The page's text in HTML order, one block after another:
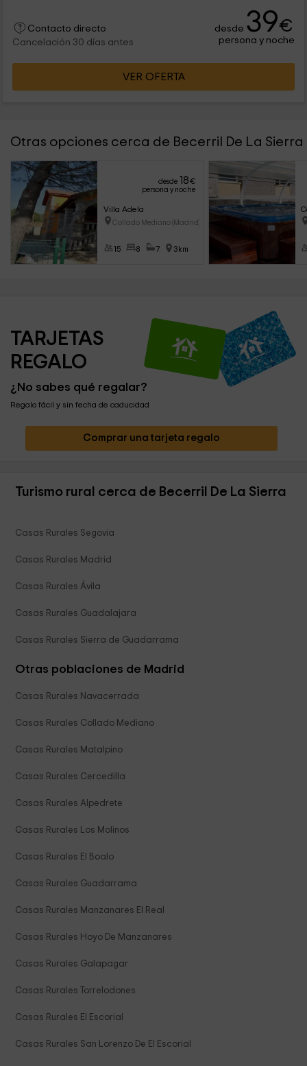
Contacto directo
Cancelación 30 días antes
desde 39€
persona y noche
VER OFERTA
Otras opciones cerca de Becerril De La Sierra
desde 18€
persona y noche
Villa Adela
Collado Mediano (Madrid)
15 8 7 3km
TARJETAS
REGALO
¿No sabes qué regalar?
Regalo fácil y sin fecha de caducidad
Comprar una tarjeta regalo
Turismo rural cerca de Becerril De La Sierra
Casas Rurales Segovia
Casas Rurales Madrid
Casas Rurales Ávila
Casas Rurales Guadalajara
Casas Rurales Sierra de Guadarrama
Otras poblaciones de Madrid
Casas Rurales Navacerrada
Casas Rurales Collado Mediano
Casas Rurales Matalpino
Casas Rurales Cercedilla
Casas Rurales Alpedrete
Casas Rurales Los Molinos
Casas Rurales El Boalo
Casas Rurales Guadarrama
Casas Rurales Manzanares El Real
Casas Rurales Hoyo De Manzanares
Casas Rurales Galapagar
Casas Rurales Torrelodones
Casas Rurales El Escorial
Casas Rurales San Lorenzo De El Escorial